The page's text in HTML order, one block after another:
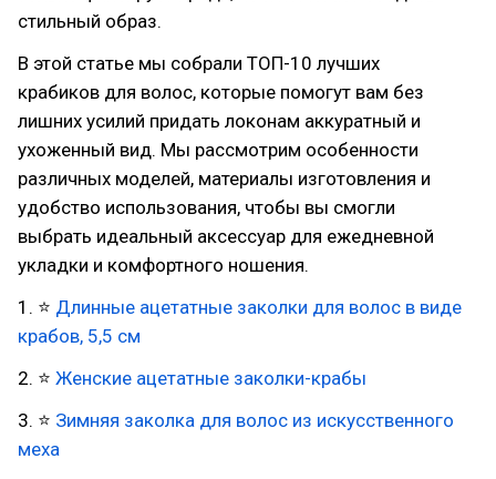
стильный образ.
В этой статье мы собрали ТОП-10 лучших
крабиков для волос, которые помогут вам без
лишних усилий придать локонам аккуратный и
ухоженный вид. Мы рассмотрим особенности
различных моделей, материалы изготовления и
удобство использования, чтобы вы смогли
выбрать идеальный аксессуар для ежедневной
укладки и комфортного ношения.
1. ⭐ Длинные ацетатные заколки для волос в виде
крабов, 5,5 см
2. ⭐ Женские ацетатные заколки-крабы
3. ⭐ Зимняя заколка для волос из искусственного
меха